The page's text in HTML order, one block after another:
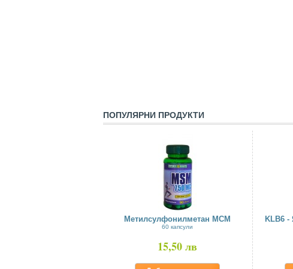
ПОПУЛЯРНИ ПРОДУКТИ
Метилсулфонилметан МСМ
60 капсули
15,50 лв
KLB6